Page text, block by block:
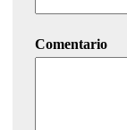
Comentario